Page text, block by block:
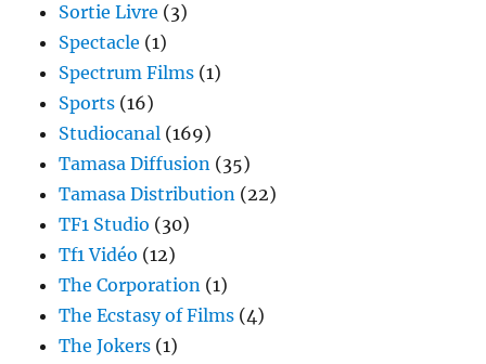
Sortie Livre (3)
Spectacle (1)
Spectrum Films (1)
Sports (16)
Studiocanal (169)
Tamasa Diffusion (35)
Tamasa Distribution (22)
TF1 Studio (30)
Tf1 Vidéo (12)
The Corporation (1)
The Ecstasy of Films (4)
The Jokers (1)